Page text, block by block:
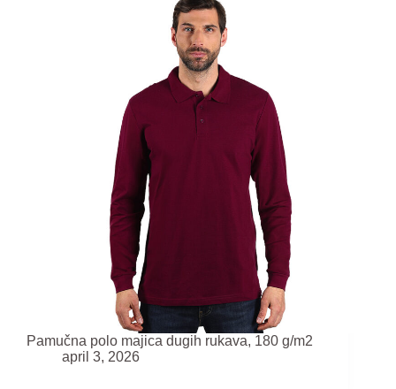
Pamučna polo majica dugih rukava, 180 g/m2
april 3, 2026